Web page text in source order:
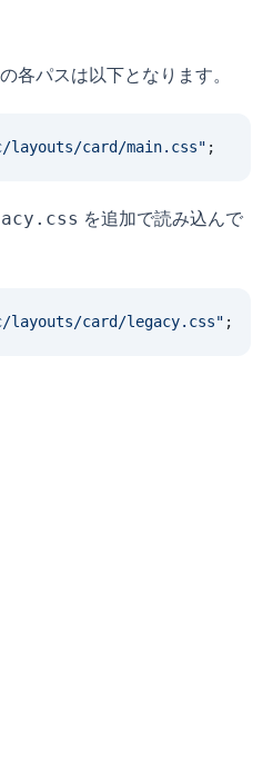
各パスは以下となります。
layouts/card/main.css" ;
を追加で読み込んで
layouts/card/legacy.css" ;